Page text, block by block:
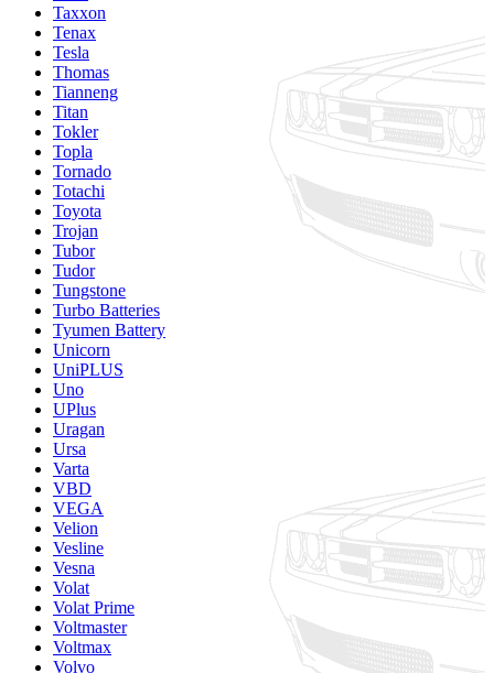
Taxxon
Tenax
Tesla
Thomas
Tianneng
Titan
Tokler
Topla
Tornado
Totachi
Toyota
Trojan
Tubor
Tudor
Tungstone
Turbo Batteries
Tyumen Battery
Unicorn
UniPLUS
Uno
UPlus
Uragan
Ursa
Varta
VBD
VEGA
Velion
Vesline
Vesna
Volat
Volat Prime
Voltmaster
Voltmax
Volvo